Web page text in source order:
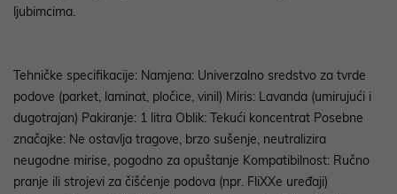
ljubimcima.
Tehničke specifikacije: Namjena: Univerzalno sredstvo za tvrde
podove (parket, laminat, pločice, vinil) Miris: Lavanda (umirujući i
dugotrajan) Pakiranje: 1 litra Oblik: Tekući koncentrat Posebne
značajke: Ne ostavlja tragove, brzo sušenje, neutralizira
neugodne mirise, pogodno za opuštanje Kompatibilnost: Ručno
pranje ili strojevi za čišćenje podova (npr. FliXXe uređaji)